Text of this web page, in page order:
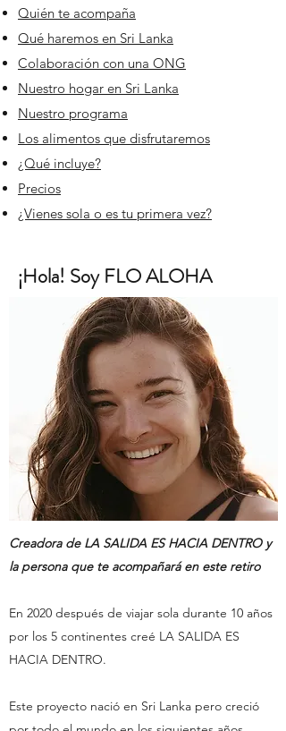
Quién te acompaña
​Qué haremos en Sri Lanka
Colaboración con una ONG
Nuestro hogar en Sri Lanka
Nuestro programa
Los alimentos que disfrutaremos
¿Qué incluye?
Precios
¿Vienes sola o es tu primera vez?
¡Hola! Soy FLO ALOHA
Creadora de LA SALIDA ES HACIA DENTRO y
la persona que te acompañará en este retiro
En 2020 después de viajar sola durante 10 años
por los 5 continentes creé LA SALIDA ES
HACIA DENTRO.
Este proyecto nació en Sri Lanka pero creció